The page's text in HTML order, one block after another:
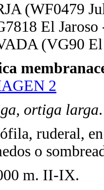
(WF0479
El
(VG90
2
ortiga larga.
ruderal,
o
m. II-IX.